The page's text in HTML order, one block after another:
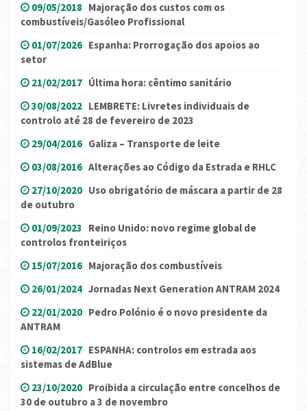
09/05/2018 Majoração dos custos com os
combustíveis/Gasóleo Profissional
01/07/2026 Espanha: Prorrogação dos apoios ao
setor
21/02/2017 Última hora: cêntimo sanitário
30/08/2022 LEMBRETE: Livretes individuais de
controlo até 28 de fevereiro de 2023
29/04/2016 Galiza – Transporte de leite
03/08/2016 Alterações ao Código da Estrada e RHLC
27/10/2020 Uso obrigatório de máscara a partir de 28
de outubro
01/09/2023 Reino Unido: novo regime global de
controlos fronteiriços
15/07/2016 Majoração dos combustíveis
26/01/2024 Jornadas Next Generation ANTRAM 2024
22/01/2020 Pedro Polónio é o novo presidente da
ANTRAM
16/02/2017 ESPANHA: controlos em estrada aos
sistemas de AdBlue
23/10/2020 Proibida a circulação entre concelhos de
30 de outubro a 3 de novembro